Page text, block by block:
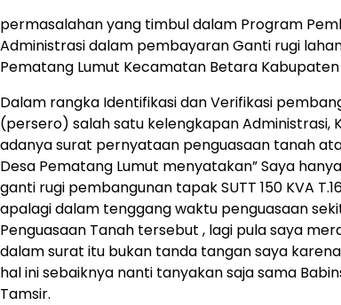
permasalahan yang timbul dalam Program
Administrasi dalam pembayaran Ganti rugi
Pematang Lumut Kecamatan Betara
Dalam rangka Identifikasi dan Verifikasi
(persero) salah satu kelengkapan Administrasi,
adanya surat pernyataan penguasaan tanah
Desa Pematang Lumut menyatakan” Saya
ganti rugi pembangunan tapak SUTT 150 KVA
apalagi dalam tenggang waktu penguasaan
Penguasaan Tanah tersebut , lagi pula saya
dalam surat itu bukan tanda tangan saya
hal ini sebaiknya nanti tanyakan saja sama
Tamsir.